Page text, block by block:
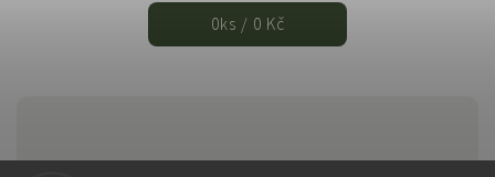
0ks / 0 Kč